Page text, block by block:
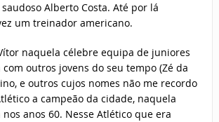
Alberto Costa. Até por lá
um treinador americano.
naquela célebre equipa de juniores
outros jovens do seu tempo (Zé da
e outros cujos nomes não me recordo
a campeão da cidade, naquela
anos 60. Nesse Atlético que era